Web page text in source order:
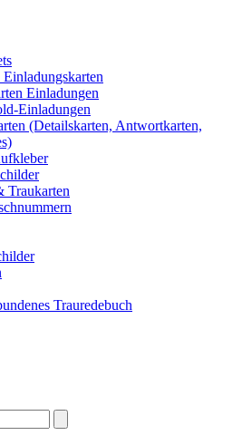
Einladungskarten
Einladungen
Einladungen
(Detailskarten, Antwortkarten,
Traukarten
Trauredebuch